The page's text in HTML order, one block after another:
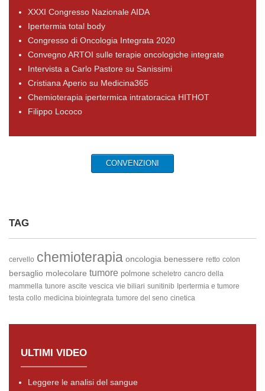
XXXI Congresso Nazionale AIDA
Ipertermia total body
Congresso di Oncologia Integrata 2020
Convegno ARTOI sulle terapie oncologiche integrate
Intervista a Carlo Pastore su Sanissimi
Cristiana Aperio su Medicina365
Chemioterapia ipertermica intratoracica HITHOT
Filippo Lococo
CONVENZIONI
TAG
cervello chemioterapia oncologia benessere retto colon
bersaglio molecolare tumore polmone scheletro cancro della
mammella tunore ascite vescica vie biliari sunitinib Ipertermia e tumore
testa collo medicina biointegrata tumore del seno cinetica
ULTIMI VIDEO
Leggere le analisi del sangue